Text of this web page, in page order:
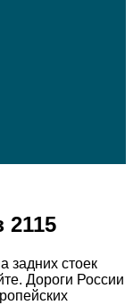
2115
задних стоек
Дороги России